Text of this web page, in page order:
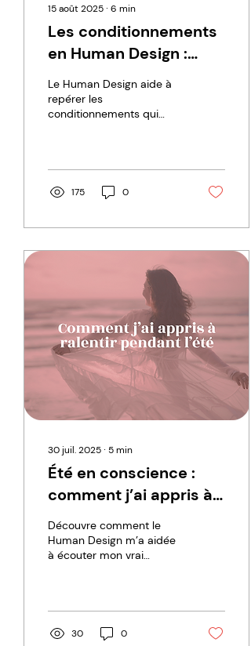
15 août 2025 ∙ 6 min
Les conditionnements
en Human Design :
comprendre ce qui t’a
façonné pour mieux
t’en libérer
Le Human Design aide à
repérer les
conditionnements qui
déconditionnement :
découvre comment te
175 0
30 juil. 2025 ∙ 5min
Été en conscience :
comment j’ai appris à
ralentir et à écouter
mon rythme
Découvre comment le
Human Design m’a aidée
à écouter mon vrai
30 0